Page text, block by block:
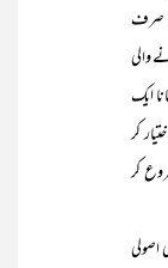
صرف
والی
ایک
کر
کر
اصولی